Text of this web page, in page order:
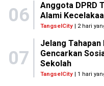
06
Anggota DPRD
Alami
TangselCity| 2 hari
07
Jelang Tahapan
Gencarkan
Sekolah
TangselCity| 1 hari